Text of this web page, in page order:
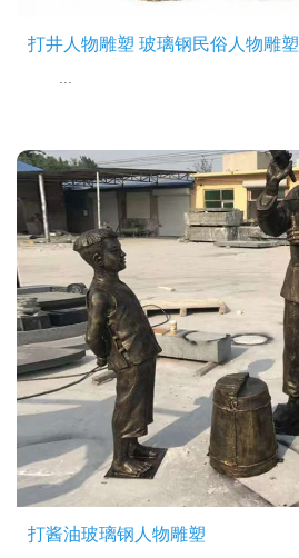
打井人物雕塑 玻璃钢民俗人物雕塑
打酱油玻璃钢人物雕塑